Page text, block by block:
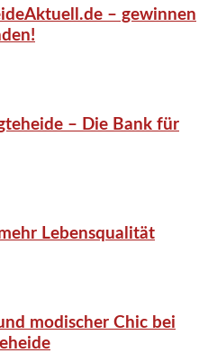
– gewinnen
– Die Bank für
Lebensqualität
modischer Chic bei